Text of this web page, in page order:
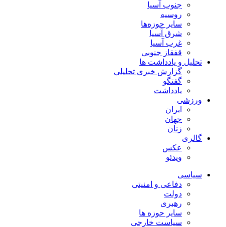
جنوب آسیا
روسیه
سایر حوزه‌ها
شرق آسیا
غرب آسیا
قفقاز جنوبی
تحلیل و یادداشت ها
گزارش خبری تحلیلی
گفتگو
یادداشت
ورزشی
ایران
جهان
زنان
گالری
عکس
ویدئو
سیاسی
دفاعی و امنیتی
دولت
رهبری
سایر حوزه ها
سیاست خارجی